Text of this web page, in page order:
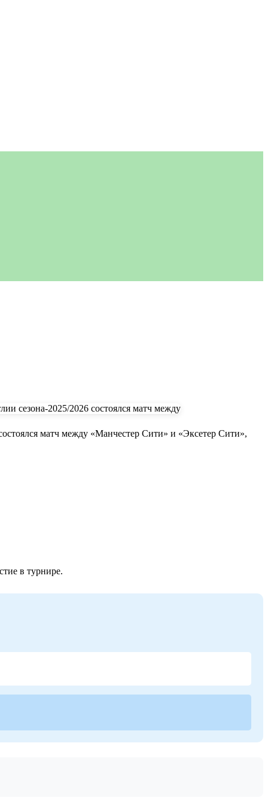
матч между «Манчестер Сити» и «Эксетер Сити»,
в турнире.